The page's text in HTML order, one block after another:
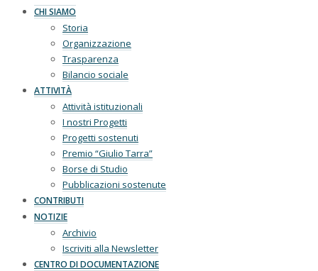
CHI SIAMO
Storia
Organizzazione
Trasparenza
Bilancio sociale
ATTIVITÀ
Attività istituzionali
I nostri Progetti
Progetti sostenuti
Premio “Giulio Tarra”
Borse di Studio
Pubblicazioni sostenute
CONTRIBUTI
NOTIZIE
Archivio
Iscriviti alla Newsletter
CENTRO DI DOCUMENTAZIONE